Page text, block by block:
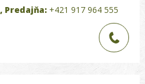
, Predajňa: +421 917 964 555